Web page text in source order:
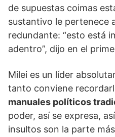
de supuestas coimas
sustantivo le pertenece
redundante: “esto está
adentro”, dijo en el
Milei es un líder
tanto conviene
manuales políticos
poder, así se expresa,
insultos son la parte